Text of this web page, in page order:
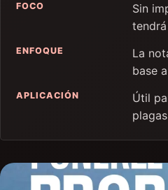
FOCO
Sin
ENFOQUE
La
base
APLICACIÓN
Útil